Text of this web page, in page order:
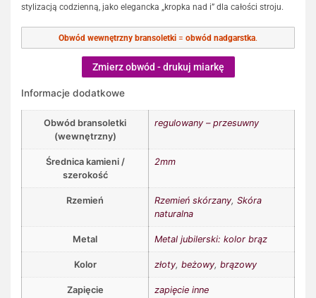
stylizacją codzienną, jako elegancka „kropka nad i” dla całości stroju.
Obwód wewnętrzny bransoletki = obwód nadgarstka.
Zmierz obwód - drukuj miarkę
Informacje dodatkowe
Obwód bransoletki
(wewnętrzny)
regulowany – przesuwny
Średnica kamieni /
szerokość
2mm
Rzemień Rzemień skórzany, Skóra
naturalna
Metal Metal jubilerski: kolor brąz
Kolor złoty, beżowy, brązowy
Zapięcie zapięcie inne